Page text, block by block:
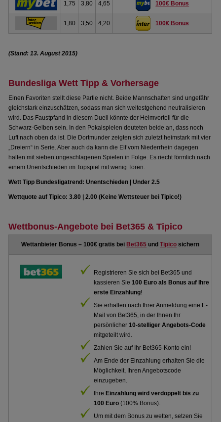
1,75 3,80 4,65 100€ Bonus
1,80 3,50 4,20 100€ Bonus
(Stand: 13. August 2015)
Bundesliga Wett Tipp & Vorhersage
Einen Favoriten stellt diese Partie nicht. Beide Mannschaften sind ungefähr
gleichstark einzuschätzen, sodass man sich weitestgehend neutralisieren
wird. Das Faustpfand in diesem Duell könnte der Heimvorteil für die
Schwarz-Gelben sein. In den Pokalspielen deuteten beide an, dass noch
Luft nach oben da ist. Die Dortmunder zeigten sich zuletzt heimstark mit vier
„Dreiern“ in Serie. Aber auch da kann die Elf vom Niederrhein dagegen
halten mit sieben ungeschlagenen Spielen in Folge. Es riecht förmlich nach
einem Unentschieden im Topspiel mit wenig Toren.
Wett Tipp Bundesligatrend: Unentschieden | Under 2.5
Wettquote auf Tipico: 3.80 | 2.00 (Keine Wettsteuer bei Tipico!)
Wettbonus-Angebote bei Bet365 & Tipico
Wettanbieter Bonus – 100€ gratis bei Bet365 undTipico sichern
Registrieren Sie sich bei Bet365 und
kassieren Sie100 Euro als Bonus auf Ihre
erste Einzahlung!
Sie erhalten nach Ihrer Anmeldung eine E-
Mail von Bet365, in der Ihnen Ihr
persönlicher10-stelliger Angebots-Code
mitgeteilt wird.
Zahlen Sie auf Ihr Bet365-Konto ein!
Am Ende der Einzahlung erhalten Sie die
Möglichkeit, Ihren Angebotscode
einzugeben.
Ihre Einzahlung wird verdoppelt bis zu
100 Euro (100% Bonus).
Um mit dem Bonus zu wetten, setzen Sie